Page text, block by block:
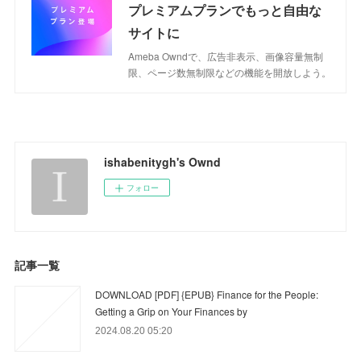
プレミアムプランでもっと自由な
サイトに
Ameba Owndで、広告非表示、画像容量無制
限、ページ数無制限などの機能を開放しよう。
ishabenitygh's Ownd
フォロー
記事一覧
DOWNLOAD [PDF] {EPUB} Finance for the People:
Getting a Grip on Your Finances by
2024.08.20 05:20